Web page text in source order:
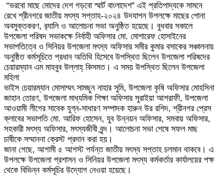
“ভরবো মাছে মোদের দেশ গড়বো স্মার্ট বাংলাদেশ” এই প্রতিপাদ্যকে সামনে
রেখে শ্রীনগরে জাতীয় মৎস্য সপ্তাহ-২০২৪ উদযাপন উপলক্ষে মাছের পোনা
অবমুক্তকরণ, র‌্যালি ও আলোচনা সভা অনুষ্ঠিত হয়েছে। বুধবার সকালে
উপজেলা পরিষদ সভাকক্ষে নির্বাহী অফিসার মো. মোশারেফ হোসাইনের
সভাপতিত্বে ও সিনিয়র উপজেলা মৎস্য অফিসার সমীর কুমার বসাকের সঞ্চালনায়
অনুষ্ঠিত কর্মসূচিতে প্রধান অতিথি হিসেবে উপস্থিত ছিলেন উপজেলা পরিষদের
চেয়ারম্যান এম মাহবুব উল্লাহ্ কিসমত। এ সময় উপস্থিত ছিলেন উপজেলা
মহিলা
ভাইস চেয়ারম্যান মোসাম্মৎ সামছুন নাহার সুমি, উপজেলা কৃষি অফিসার মোহসিনা
জাহান তোরণ, উপজেলা মাধ্যমিক শিক্ষা অফিসার সুরাইয়া আশরাফী, উপজেলা
আওয়ামী লীগের সাবেক যুগ্ন-সাধারণ সম্পাদক হারুন উর রশিদ, শ্রীনগর প্রেস
ক্লাবের সভাপতি মো. আরিফ হোসেন, যুব উন্নয়ন অফিসার, সমবায় অফিসার,
সহকারী মৎস্য অফিসার, মৎস্যজীবী বৃন্দ। আলোচনা সভা শেষে সফল মাছ
চাষীকে সম্মাননা ক্রেস্ট প্রদান করা হয়।
জানা গেছে, আগামী ৫ আগস্ট পর্যন্ত জাতীয় মৎস্য সপ্তাহ চলমান থাকবে। এ
উপলক্ষে উপজেলা প্রশাসন ও সিনিয়র উপজেলা মৎস্য কর্মকর্তার কার্যালয়ের পক্ষ
থেকে বিভিন্ন কর্মসূচির উদ্যোগ নেওয়া হয়েছে।